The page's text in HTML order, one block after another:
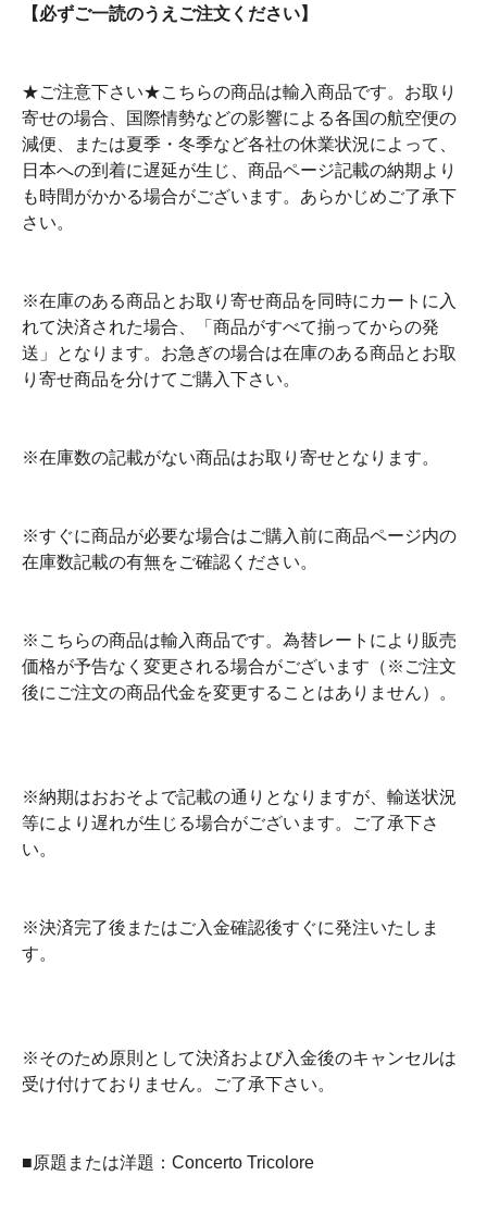
【必ずご一読のうえご注文ください】
★ご注意下さい★こちらの商品は輸入商品です。お取り
寄せの場合、国際情勢などの影響による各国の航空便の
減便、または夏季・冬季など各社の休業状況によって、
日本への到着に遅延が生じ、商品ページ記載の納期より
も時間がかかる場合がございます。あらかじめご了承下
さい。
※在庫のある商品とお取り寄せ商品を同時にカートに入
れて決済された場合、「商品がすべて揃ってからの発
送」となります。お急ぎの場合は在庫のある商品とお取
り寄せ商品を分けてご購入下さい。
※在庫数の記載がない商品はお取り寄せとなります。
※すぐに商品が必要な場合はご購入前に商品ページ内の
在庫数記載の有無をご確認ください。
※こちらの商品は輸入商品です。為替レートにより販売
価格が予告なく変更される場合がございます（※ご注文
後にご注文の商品代金を変更することはありません）。
※納期はおおそよで記載の通りとなりますが、輸送状況
等により遅れが生じる場合がございます。ご了承下さ
い。
※決済完了後またはご入金確認後すぐに発注いたしま
す。
※そのため原則として決済および入金後のキャンセルは
受け付けておりません。ご了承下さい。
■原題または洋題：Concerto Tricolore